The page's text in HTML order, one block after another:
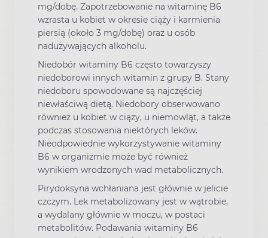
mg/dobę. Zapotrzebowanie na witaminę B6
wzrasta u kobiet w okresie ciąży i karmienia
piersią (około 3 mg/dobę) oraz u osób
nadużywających alkoholu.
Niedobór witaminy B6 często towarzyszy
niedoborowi innych witamin z grupy B. Stany
niedoboru spowodowane są najczęściej
niewłaściwą dietą. Niedobory obserwowano
również u kobiet w ciąży, u niemowląt, a także
podczas stosowania niektórych leków.
Nieodpowiednie wykorzystywanie witaminy
B6 w organizmie może być również
wynikiem wrodzonych wad metabolicznych.
Pirydoksyna wchłaniana jest głównie w jelicie
czczym. Lek metabolizowany jest w wątrobie,
a wydalany głównie w moczu, w postaci
metabolitów. Podawania witaminy B6